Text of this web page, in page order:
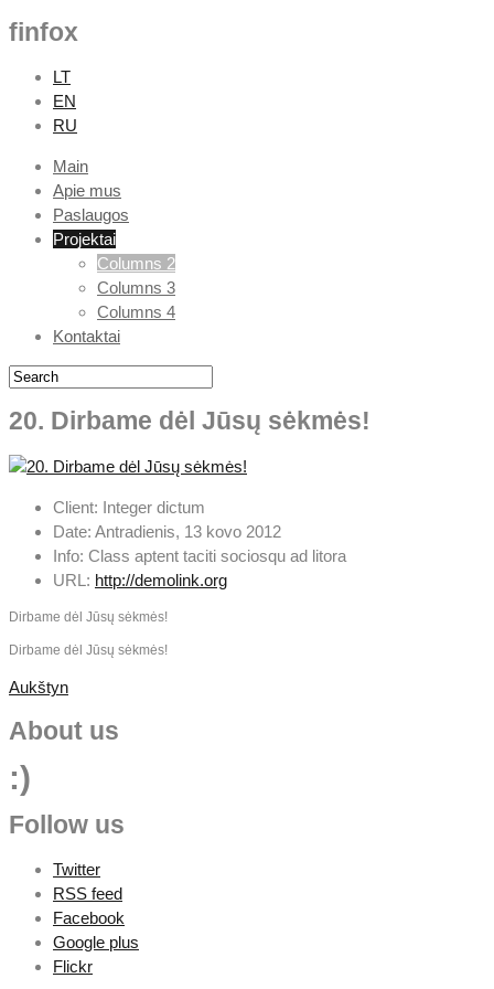
finfox
LT
EN
RU
Main
Apie mus
Paslaugos
Projektai
Columns 2
Columns 3
Columns 4
Kontaktai
20. Dirbame dėl Jūsų sėkmės!
Client: Integer dictum
Date: Antradienis, 13 kovo 2012
Info: Class aptent taciti sociosqu ad litora
URL: http://demolink.org
Dirbame dėl Jūsų sėkmės!
Dirbame dėl Jūsų sėkmės!
Aukštyn
About us
:)
Follow us
Twitter
RSS feed
Facebook
Google plus
Flickr